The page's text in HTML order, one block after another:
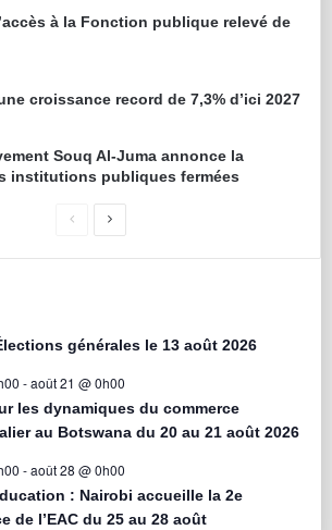
à la Fonction publique relevé de
croissance record de 7,3% d’ici 2027
Souq Al-Juma annonce la
institutions publiques fermées
générales le 13 août 2026
-août 21 @ 0h00
les dynamiques du commerce
au Botswana du 20 au 21 août 2026
-août 28 @ 0h00
: Nairobi accueille la 2e
de l’EAC du 25 au 28 août